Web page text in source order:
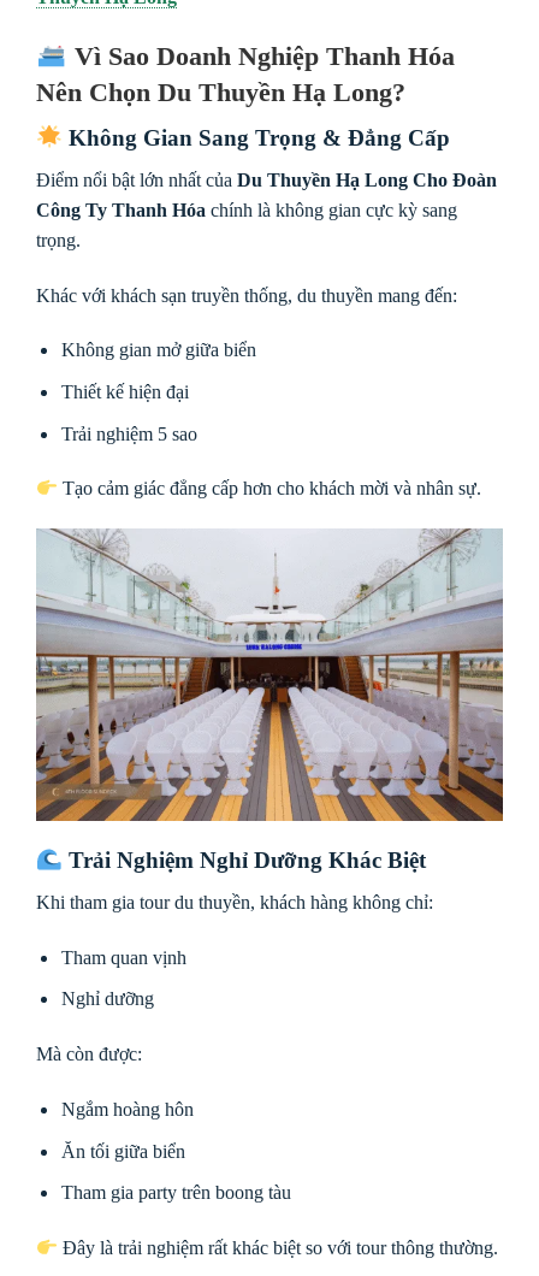
Vì Sao Doanh Nghiệp Thanh Hóa
Nên Chọn Du Thuyền Hạ Long?
Không Gian Sang Trọng & Đẳng Cấp
Điểm nổi bật lớn nhất của Du Thuyền Hạ Long Cho Đoàn
Công Ty Thanh Hóa chính là không gian cực kỳ sang
trọng.
Khác với khách sạn truyền thống, du thuyền mang đến:
Không gian mở giữa biển
Thiết kế hiện đại
Trải nghiệm 5 sao
Tạo cảm giác đẳng cấp hơn cho khách mời và nhân sự.
Trải Nghiệm Nghỉ Dưỡng Khác Biệt
Khi tham gia tour du thuyền, khách hàng không chỉ:
Tham quan vịnh
Nghỉ dưỡng
Mà còn được:
Ngắm hoàng hôn
Ăn tối giữa biển
Tham gia party trên boong tàu
Đây là trải nghiệm rất khác biệt so với tour thông thường.